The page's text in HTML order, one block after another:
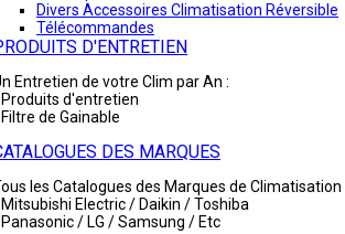
Divers Accessoires Climatisation Réversible
Télécommandes
D'ENTRETIEN
Entretien de votre Clim par An :
Produits d'entretien
de Gainable
DES MARQUES
les Catalogues des Marques de Climatisation
Mitsubishi Electric / Daikin / Toshiba
Panasonic / LG / Samsung / Etc